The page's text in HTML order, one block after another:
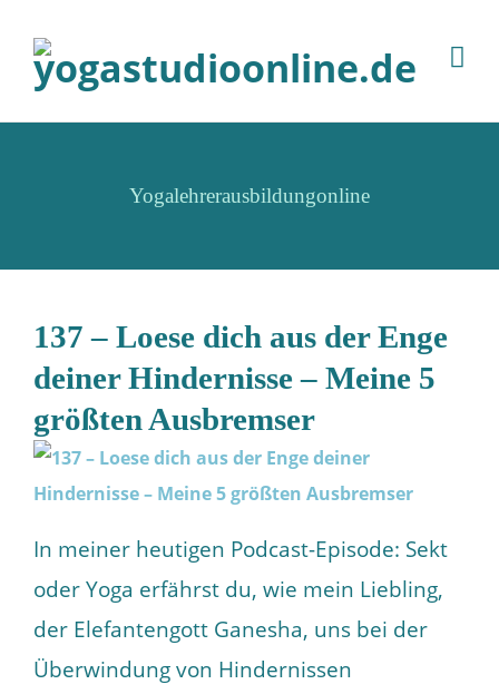
Yogalehrerausbildungonline
137 – Loese dich aus der Enge
deiner Hindernisse – Meine 5
größten Ausbremser
In meiner heutigen Podcast-Episode: Sekt
oder Yoga erfährst du, wie mein Liebling,
der Elefantengott Ganesha, uns bei der
Überwindung von Hindernissen